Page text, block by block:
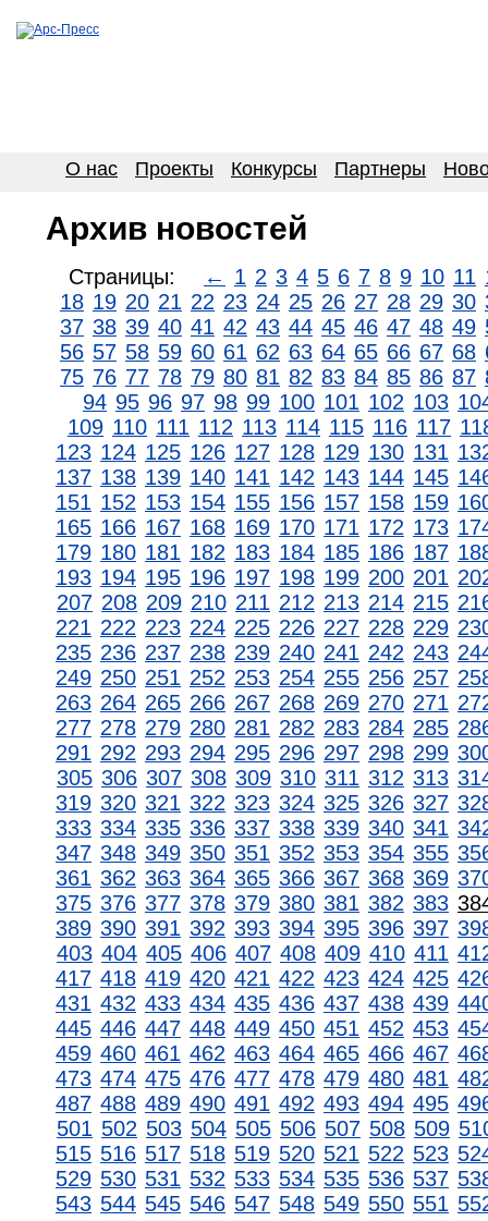
О нас Проекты Конкурсы Партнеры
Архив новостей
Страницы: ← 1 2 3 4 5 6 7 8 9 10 11
18 19 20 21 22 23 24 25 26 27 28 29 30
37 38 39 40 41 42 43 44 45 46 47 48 49
56 57 58 59 60 61 62 63 64 65 66 67 68
75 76 77 78 79 80 81 82 83 84 85 86 87
94 95 96 97 98 99 100 101 102 103
109 110 111 112 113 114 115 116 117
123 124 125 126 127 128 129 130 131
137 138 139 140 141 142 143 144 145
151 152 153 154 155 156 157 158 159
165 166 167 168 169 170 171 172 173
179 180 181 182 183 184 185 186 187
193 194 195 196 197 198 199 200 201
207 208 209 210 211 212 213 214 215
221 222 223 224 225 226 227 228 229
235 236 237 238 239 240 241 242 243
249 250 251 252 253 254 255 256 257
263 264 265 266 267 268 269 270 271
277 278 279 280 281 282 283 284 285
291 292 293 294 295 296 297 298 299
305 306 307 308 309 310 311 312 313
319 320 321 322 323 324 325 326 327
333 334 335 336 337 338 339 340 341
347 348 349 350 351 352 353 354 355
361 362 363 364 365 366 367 368 369
375 376 377 378 379 380 381 382 383
389 390 391 392 393 394 395 396 397
403 404 405 406 407 408 409 410 411
417 418 419 420 421 422 423 424 425
431 432 433 434 435 436 437 438 439
445 446 447 448 449 450 451 452 453
459 460 461 462 463 464 465 466 467
473 474 475 476 477 478 479 480 481
487 488 489 490 491 492 493 494 495
501 502 503 504 505 506 507 508 509
515 516 517 518 519 520 521 522 523
529 530 531 532 533 534 535 536 537
543 544 545 546 547 548 549 550 551